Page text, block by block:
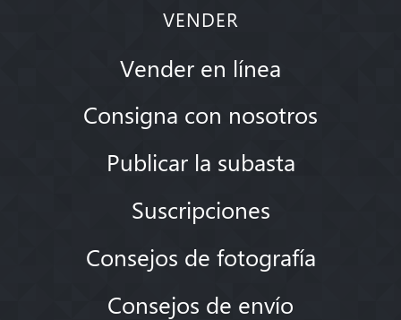
VENDER
Vender en línea
Consigna con nosotros
Publicar la subasta
Suscripciones
Consejos de fotografía
Consejos de envío